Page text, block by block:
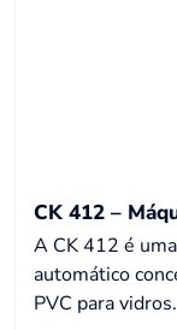
CK 412 –
A CK 412 é
automático
PVC para vidros.